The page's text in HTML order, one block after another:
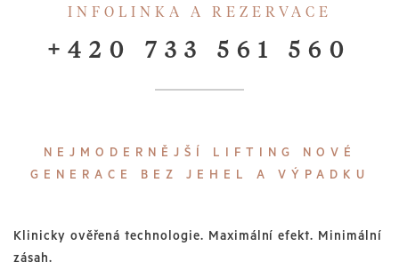
INFOLINKA A REZERVACE
+420 733 561 560
NEJMODERNĚJŠÍ LIFTING NOVÉ
GENERACE BEZ JEHEL A VÝPADKU
Klinicky ověřená technologie. Maximální efekt. Minimální
zásah.